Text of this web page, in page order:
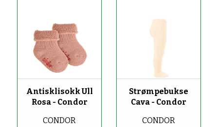
-50%
Antisklisokk Ull
Rosa - Condor
CONDOR
-50%
Strømpebukse
Cava - Condor
CONDOR